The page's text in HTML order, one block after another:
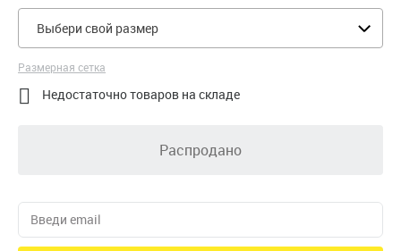
Выбери свой размер
Размерная сетка
 Недостаточно товаров на складе
Распродано